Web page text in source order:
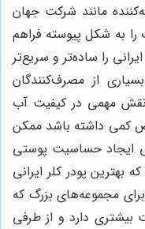
مانند شرکت جهان
را به شکل پیوسته فراهم
را ساده‌تر و سریع‌تر
از مصرف‌کنندگان
مهمی در کیفیت آب
کمی داشته باشد ممکن
ایجاد حساسیت پوستی
پودر کلر ایرانی
مجموعه‌های بزرگ که
بیشتری دارد و از طرفی